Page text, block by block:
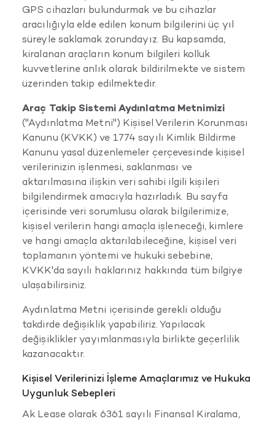
GPS cihazları bulundurmak ve bu cihazlar
aracılığıyla elde edilen konum bilgilerini üç yıl
süreyle saklamak zorundayız. Bu kapsamda,
kiralanan araçların konum bilgileri kolluk
kuvvetlerine anlık olarak bildirilmekte ve sistem
üzerinden takip edilmektedir.
Araç Takip Sistemi Aydınlatma Metnimizi
("Aydınlatma Metni") Kişisel Verilerin Korunması
Kanunu (KVKK) ve 1774 sayılı Kimlik Bildirme
Kanunu yasal düzenlemeler çerçevesinde kişisel
verilerinizin işlenmesi, saklanması ve
aktarılmasına ilişkin veri sahibi ilgili kişileri
bilgilendirmek amacıyla hazırladık. Bu sayfa
içerisinde veri sorumlusu olarak bilgilerimize,
kişisel verilerin hangi amaçla işleneceği, kimlere
ve hangi amaçla aktarılabileceğine, kişisel veri
toplamanın yöntemi ve hukuki sebebine,
KVKK'da sayılı haklarınız hakkında tüm bilgiye
ulaşabilirsiniz.
Aydınlatma Metni içerisinde gerekli olduğu
takdirde değişiklik yapabiliriz. Yapılacak
değişiklikler yayımlanmasıyla birlikte geçerlilik
kazanacaktır.
Kişisel Verilerinizi İşleme Amaçlarımız ve Hukuka
Uygunluk Sebepleri
Ak Lease olarak 6361 sayılı Finansal Kiralama,